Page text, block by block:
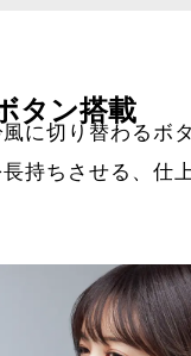
タン搭載
に切り替わるボ
持ちさせる、仕